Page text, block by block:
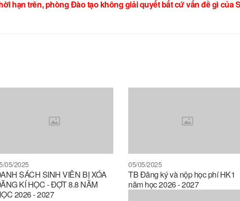
hạn trên, phòng Đào tạo không giải quyết bất cứ vấn đề gì của
05/2025
SÁCH SINH VIÊN BỊ XÓA
KÍ HỌC - ĐỢT 8.8 NĂM
2026 - 2027
05/05/2025
TB Đăng ký và nộp học phí HK1
năm học 2026 - 2027